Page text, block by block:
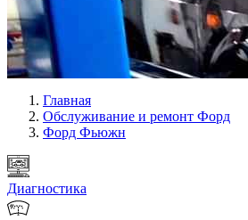
Главная
Обслуживание и ремонт Форд
Форд Фьюжн
Диагностика